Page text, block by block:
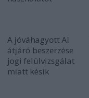
A jóváhagyott AI
átjáró beszerzése
jogi felülvizsgálat
miatt késik